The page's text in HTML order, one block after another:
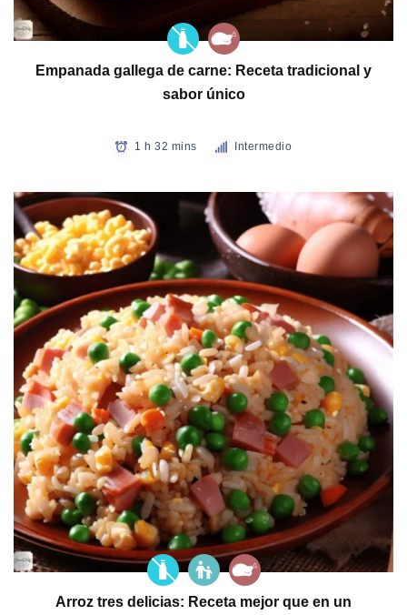
Empanada gallega de carne: Receta tradicional y
sabor único
1 h 32 mins Intermedio
Arroz tres delicias: Receta mejor que en un